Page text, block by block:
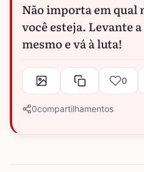
Não importa em qual
você esteja. Levante
mesmo e vá à luta!
0
0compartilhamentos